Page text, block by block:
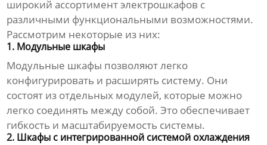
широкий ассортиментэлектрошкафов с
различными функциональными возможностями.
Рассмотрим некоторые из них:
1. Модульные шкафы
Модульные шкафы позволяют легко
конфигурировать и расширять систему. Они
состоят из отдельных модулей, которые можно
легко соединять между собой. Это обеспечивает
гибкость и масштабируемость системы.
2. Шкафы с интегрированной системой охлаждения